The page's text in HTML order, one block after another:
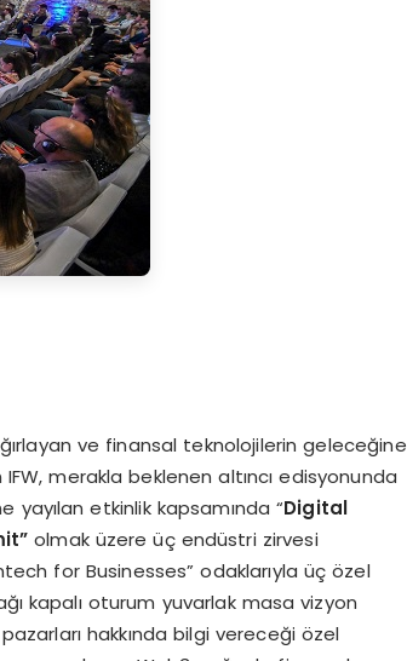
ve finansal teknolojilerin geleceğine
merakla beklenen altıncı edisyonunda
yayılan etkinlik kapsamında “Digital
olmak üzere üç endüstri zirvesi
for Businesses” odaklarıyla üç özel
kapalı oturum yuvarlak masa vizyon
pazarları hakkında bilgi vereceği özel